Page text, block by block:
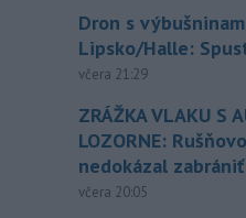
Dron s
Lipsko/Halle:
včera 21:29
ZRÁŽKA VLAKU S
LOZORNE:
nedokázal zabrániť
včera 20:05